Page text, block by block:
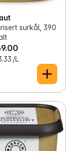
surkål, 390
/L